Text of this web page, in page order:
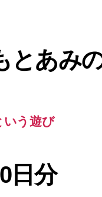
とあみ
いう遊び
日分